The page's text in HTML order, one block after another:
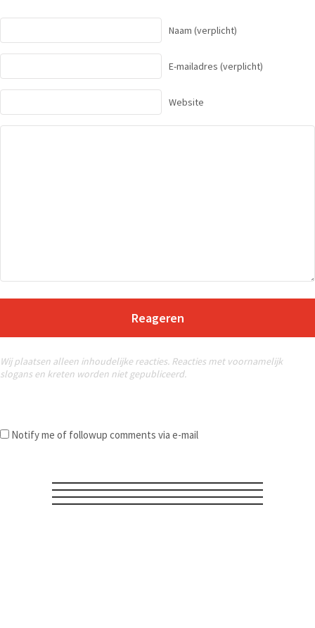
Naam (verplicht)
E-mailadres (verplicht)
Website
Reageren
Wij plaatsen alleen inhoudelijke reacties. Reacties met voornamelijk
slogans en kreten worden niet gepubliceerd.
Notify me of followup comments via e-mail